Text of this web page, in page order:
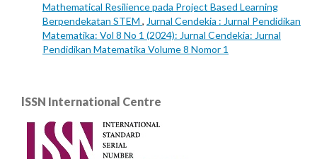
Mathematical Resilience pada Project Based Learning
Berpendekatan STEM , Jurnal Cendekia : Jurnal Pendidikan
Matematika: Vol 8 No 1 (2024): Jurnal Cendekia: Jurnal
Pendidikan Matematika Volume 8 Nomor 1
lSSN International Centre